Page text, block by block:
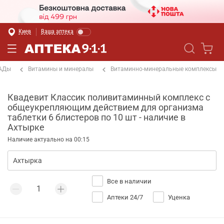
Киев Ваша аптека
Витамины и минералы Витаминно-минеральные комплексы
Квадевит Классик поливитаминный комплекс с
общеукрепляющим действием для организма
таблетки 6 блистеров по 10 шт - наличие в
Ахтырке
Наличие актуально на 00:15
Все в наличии
Аптеки 24/7 Уценка